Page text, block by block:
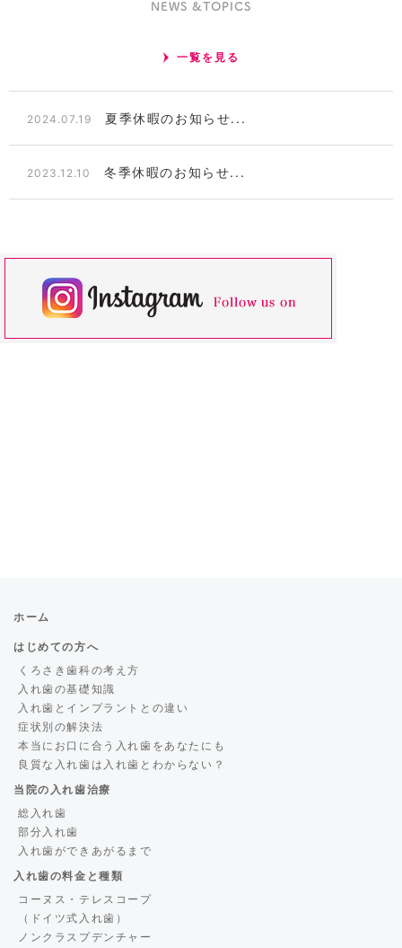
NEWS &TOPICS
一覧を見る
2024.07.19 夏季休暇のお知らせ...
2023.12.10 冬季休暇のお知らせ...
ホーム
はじめての方へ
くろさき歯科の考え方
入れ歯の基礎知識
入れ歯とインプラントとの違い
症状別の解決法
本当にお口に合う入れ歯をあなたにも
良質な入れ歯は入れ歯とわからない？
当院の入れ歯治療
総入れ歯
部分入れ歯
入れ歯ができあがるまで
入れ歯の料金と種類
コーヌス・テレスコープ
（ドイツ式入れ歯）
ノンクラスプデンチャー